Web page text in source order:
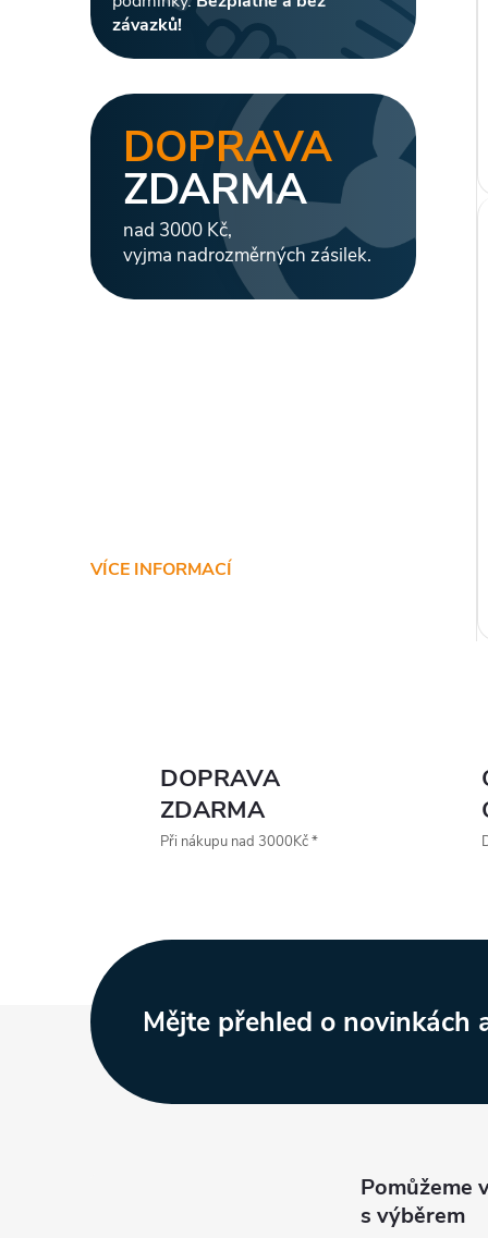
závazků!
DOPRAVA
ZDARMA
nad 3000 Kč,
vyjma nadrozměrných zásilek.
VÍCE INFORMACÍ
l
í
r
DOPRAVA
ZDARMA
Při nákupu nad 3000Kč *
Mějte přehled o novinkách